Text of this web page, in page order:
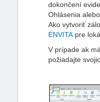
dokončení
Ohlásenia
Ako vytvoriť
ENVITA pre
V prípade ak
požiadajte